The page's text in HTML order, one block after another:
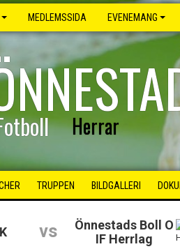
MEDLEMSSIDA EVENEMANG
Herrar
TRUPPEN BILDGALLERI
vs
Önnestads Boll O
IF Herrlag